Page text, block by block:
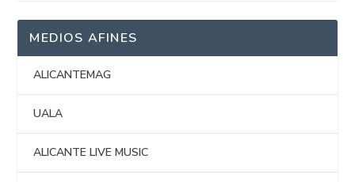
MEDIOS AFINES
ALICANTEMAG
UALA
ALICANTE LIVE MUSIC